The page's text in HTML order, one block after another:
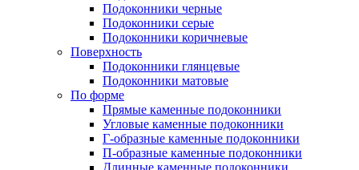
Подоконники черные
Подоконники серые
Подоконники коричневые
Поверхность
Подоконники глянцевые
Подоконники матовые
По форме
Прямые каменные подоконники
Угловые каменные подоконники
Г-образные каменные подоконники
П-образные каменные подоконники
Длинные каменные подоконники